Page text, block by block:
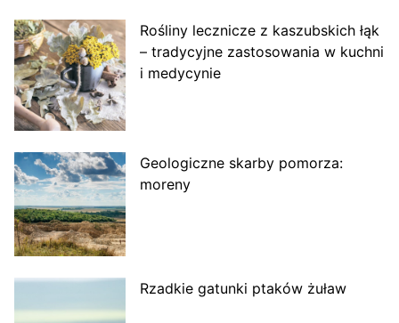
Rośliny lecznicze z kaszubskich łąk
– tradycyjne zastosowania w kuchni
i medycynie
Geologiczne skarby pomorza:
moreny
Rzadkie gatunki ptaków żuław